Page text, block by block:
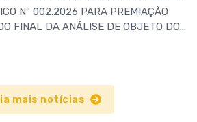
Nº 002.2026 PARA PREMIAÇÃO
FINAL DA ANÁLISE DE OBJETO DO
CULTURAL
mais notícias